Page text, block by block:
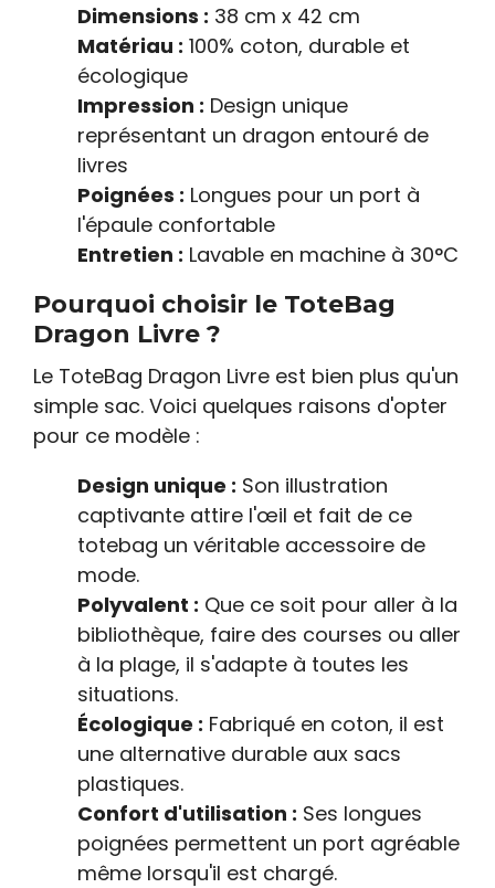
Dimensions : 38 cm x 42 cm
Matériau : 100% coton, durable et
écologique
Impression : Design unique
représentant un dragon entouré de
livres
Poignées : Longues pour un port à
l'épaule confortable
Entretien : Lavable en machine à 30°C
Pourquoi choisir le ToteBag
Dragon Livre ?
Le ToteBag Dragon Livre est bien plus qu'un
simple sac. Voici quelques raisons d'opter
pour ce modèle :
Design unique : Son illustration
captivante attire l'œil et fait de ce
totebag un véritable accessoire de
mode.
Polyvalent : Que ce soit pour aller à la
bibliothèque, faire des courses ou aller
à la plage, il s'adapte à toutes les
situations.
Écologique : Fabriqué en coton, il est
une alternative durable aux sacs
plastiques.
Confort d'utilisation : Ses longues
poignées permettent un port agréable
même lorsqu'il est chargé.